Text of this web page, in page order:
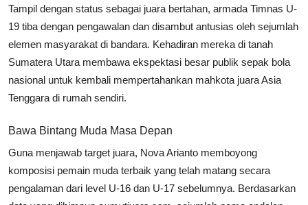
Tampil dengan status sebagai juara bertahan, armada Timnas U-
19 tiba dengan pengawalan dan disambut antusias oleh sejumlah
elemen masyarakat di bandara. Kehadiran mereka di tanah
Sumatera Utara membawa ekspektasi besar publik sepak bola
nasional untuk kembali mempertahankan mahkota juara Asia
Tenggara di rumah sendiri.
Bawa Bintang Muda Masa Depan
Guna menjawab target juara, Nova Arianto memboyong
komposisi pemain muda terbaik yang telah matang secara
pengalaman dari level U-16 dan U-17 sebelumnya. Berdasarkan